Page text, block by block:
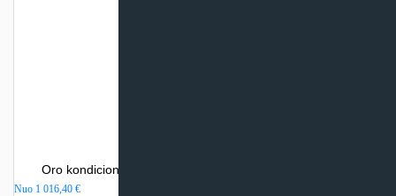
Oro kondicionierius Mitsubishi Heavy Industries SRK-ZS
Nuo 1 016,40 €